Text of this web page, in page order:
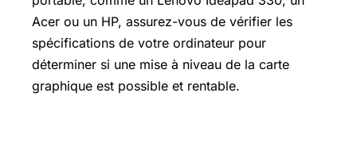
Acer ou un HP, assurez-vous de vérifier les
spécifications de votre ordinateur pour
déterminer si une mise à niveau de la carte
graphique est possible et rentable.